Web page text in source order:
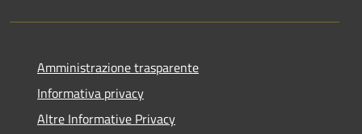
Amministrazione trasparente
Informativa privacy
Altre Informative Privacy